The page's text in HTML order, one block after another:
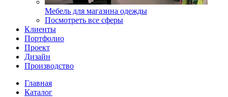
Мебель для магазина одежды
Посмотреть все сферы
Клиенты
Портфолио
Проект
Дизайн
Производство
Главная
Каталог